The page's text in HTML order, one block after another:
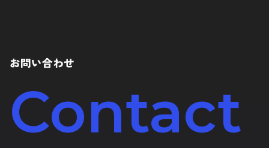
お問い合わせ
Contact